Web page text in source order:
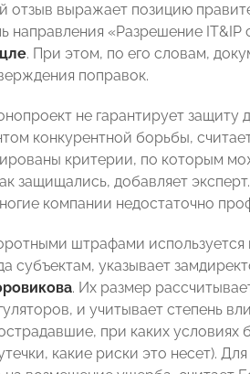
отзыв выражает позицию
направления «Разрешение
. При этом, по его словам,
поправок.
не гарантирует
конкурентной борьбы,
критерии, по которым
защищались, добавляет
компании недостаточно
штрафами
субъектам, указывает
. Их размер
и учитывает степень
при каких
какие риски это несет).